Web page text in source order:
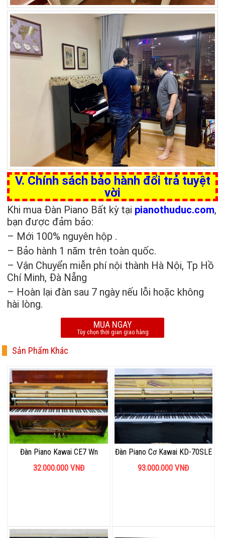
V. Chính sách bảo hành đổi trả tuyệt
vời
Khi mua Đàn Piano Bất kỳ tại pianothuduc.com,
bạn được đảm bảo:
– Mới 100% nguyên hộp .
– Bảo hành 1 năm trên toàn quốc.
– Vận Chuyển miễn phí nội thành Hà Nội, Tp Hồ
Chí Minh, Đà Nẵng
– Hoàn lại đàn sau 7 ngày nếu lỗi hoặc không
hài lòng.
MUA NGAY
Tùy chọn thời gian giao hàng
Sản Phẩm Khác
Đàn Piano Kawai CE7 Wn
32.000.000 VNĐ
Đàn Piano Cơ Kawai KD-70SLE
93.000.000 VNĐ